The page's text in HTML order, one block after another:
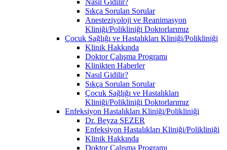
Sıkça Sorulan Sorular
Anesteziyoloji ve Reanimasyon
Kliniği/Polikliniği Doktorlarımız
Çocuk Sağlığı ve Hastalıkları Kliniği/Polikliniği
Klinik Hakkında
Doktor Çalışma Programı
Klinikten Haberler
Nasıl Gidilir?
Sıkça Sorulan Sorular
Çocuk Sağlığı ve Hastalıkları
Kliniği/Polikliniği Doktorlarımız
Enfeksiyon Hastalıkları Kliniği/Polikliniği
Dr. Beyza SEZER
Enfeksiyon Hastalıkları Kliniği/Polikliniği
Klinik Hakkında
Doktor Çalışma Programı